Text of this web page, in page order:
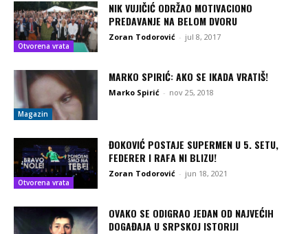
Otvorena vrata
NIK VUJIČIĆ ODRŽAO MOTIVACIONO
PREDAVANJE NA BELOM DVORU
Zoran Todorović - jul 8, 2017
Magazin
MARKO SPIRIĆ: AKO SE IKADA VRATIŠ!
Marko Spirić - nov 25, 2018
Otvorena vrata
ĐOKOVIĆ POSTAJE SUPERMEN U 5. SETU,
FEDERER I RAFA NI BLIZU!
Zoran Todorović - jun 18, 2021
OVAKO SE ODIGRAO JEDAN OD NAJVEĆIH
DOGAĐAJA U SRPSKOJ ISTORIJI